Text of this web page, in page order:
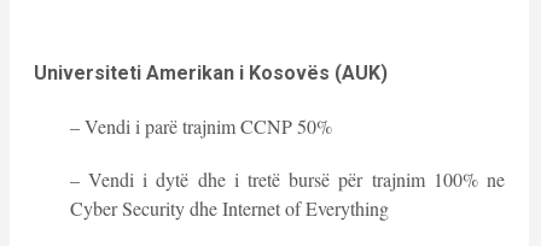
Universiteti Amerikan i Kosovës (AUK)
– Vendi i parë trajnim CCNP 50%
– Vendi i dytë dhe i tretë bursë për trajnim 100% ne
Cyber Security dhe Internet of Everything